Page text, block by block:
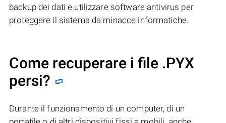
backup dei dati e utilizzare software antivirus per
proteggere il sistema da minacce informatiche.
Come recuperare i file .PYX
persi?
Durante il funzionamento di un computer, di un